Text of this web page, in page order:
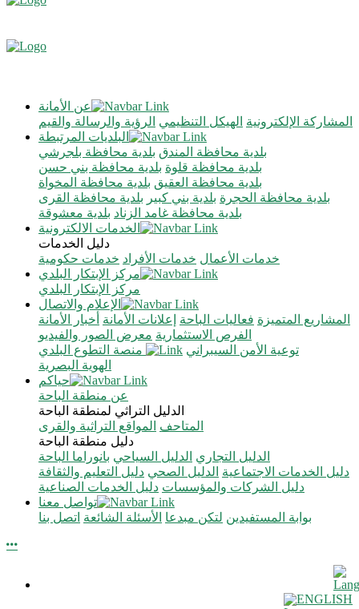
عن الأمانة
الرؤية والرسالة والقيم الهيكل التنظيمي المشاركة الإلكترونية
البلديات المرتبطة
بلدية محافظة بلجرشي بلدية محافظة المندق
بلدية محافظة بني حسن بلدية محافظة قلوة
بلدية محافظة المخواة بلدية محافظة العقيق
بلدية محافظة القرى بلدية بني كبير بلدية محافظة الحجرة
بلدية معشوقة بلدية محافظة غامد الزناد
الخدمات الالكترونية
دليل الخدمات
خدمات حكومية خدمات الأفراد خدمات الأعمال
مركز الإبتكار البلدي
مركز الإبتكار البلدي
الإعلام والاتصال
أخبار الأمانة إعلانات الأمانة فعاليات الباحة المشاريع المتميزة
معرض الصور والفيديو الفرص الاستثمارية
منصة التطوع البلدي
توعية الأمن السيبراني
الهوية البصرية
حياكم
عن منطقة الباحة
الدليل التراثي لمنطقة الباحة
المواقع التراثية والقرى المتاحف
دليل منطقة الباحة
بانوراما الباحة الدليل السياحي الدليل التجاري
دليل التعليم والثقافة الدليل الصحي دليل الخدمات الاجتماعية
دليل الخدمات الصناعية دليل الشركات والمؤسسات
تواصل معنا
اتصل بنا الأسئلة الشائعة لتكن مبدعا بوابة المستفيدين
ENGLISH